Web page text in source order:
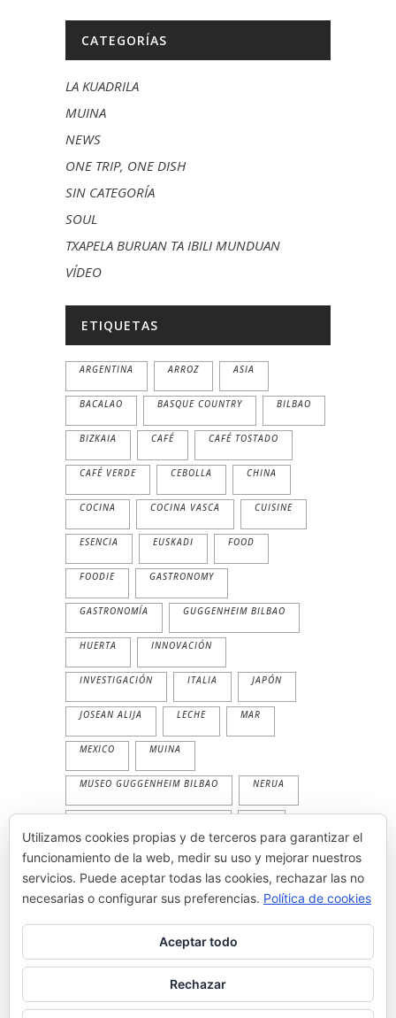
CATEGORÍAS
LA KUADRILA
MUINA
NEWS
ONE TRIP, ONE DISH
SIN CATEGORÍA
SOUL
TXAPELA BURUAN TA IBILI MUNDUAN
VÍDEO
ETIQUETAS
ARGENTINA ARROZ ASIA
BACALAO BASQUE COUNTRY BILBAO
BIZKAIA CAFÉ CAFÉ TOSTADO
CAFÉ VERDE CEBOLLA CHINA
COCINA COCINA VASCA CUISINE
ESENCIA EUSKADI FOOD
FOODIE GASTRONOMY
GASTRONOMÍA GUGGENHEIM BILBAO
HUERTA INNOVACIÓN
INVESTIGACIÓN ITALIA JAPÓN
JOSEAN ALIJA LECHE MAR
MEXICO MUINA
MUSEO GUGGENHEIM BILBAO NERUA
NERUA GUGGENHEIM BILBAO PAN
PESCADO PLANTA
PRODUCTOS TEMPORALIDAD
Utilizamos cookies propias y de terceros para garantizar el
funcionamiento de la web, medir su uso y mejorar nuestros
servicios. Puede aceptar todas las cookies, rechazar las no
necesarias o configurar sus preferencias. Política de cookies
Aceptar todo
Rechazar